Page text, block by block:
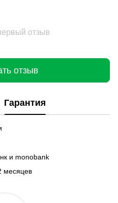
отзыв
отзыв
Гарантия
и monobank
месяцев